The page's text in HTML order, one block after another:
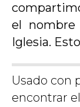
el nombre
Iglesia.
Usado con
encontrar